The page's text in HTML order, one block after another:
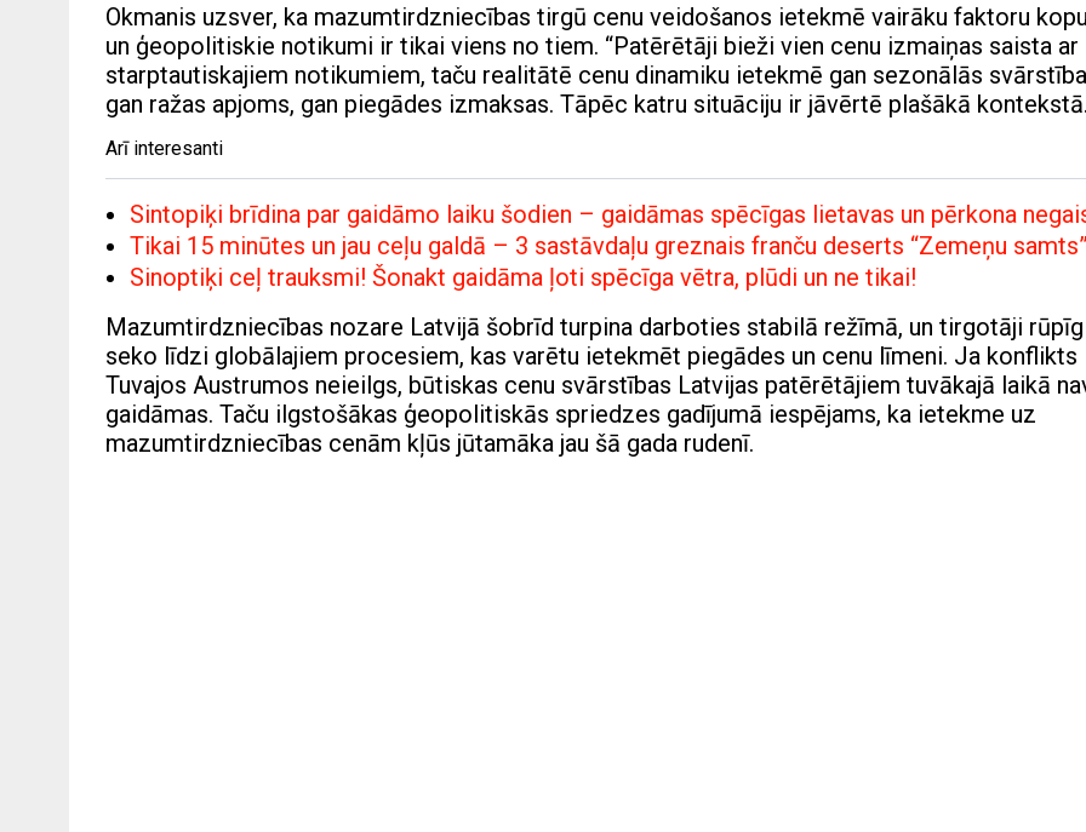
Okmanis uzsver, ka mazumtirdzniecības tirgū cenu veidošanos ietekmē vairāku faktoru
un ģeopolitiskie notikumi ir tikai viens no tiem. “Patērētāji bieži vien cenu izmaiņas saista ar
starptautiskajiem notikumiem, taču realitātē cenu dinamiku ietekmē gan sezonālās
gan ražas apjoms, gan piegādes izmaksas. Tāpēc katru situāciju ir jāvērtē plašākā
Arī interesanti
Sintopiķi brīdina par gaidāmo laiku šodien – gaidāmas spēcīgas lietavas un pērkona
Tikai 15 minūtes un jau ceļu galdā – 3 sastāvdaļu greznais franču deserts “Zemeņu
Sinoptiķi ceļ trauksmi! Šonakt gaidāma ļoti spēcīga vētra, plūdi un ne tikai!
Mazumtirdzniecības nozare Latvijā šobrīd turpina darboties stabilā režīmā, un tirgotāji
seko līdzi globālajiem procesiem, kas varētu ietekmēt piegādes un cenu līmeni. Ja konflikts
Tuvajos Austrumos neieilgs, būtiskas cenu svārstības Latvijas patērētājiem tuvākajā laikā
gaidāmas. Taču ilgstošākas ģeopolitiskās spriedzes gadījumā iespējams, ka ietekme uz
mazumtirdzniecības cenām kļūs jūtamāka jau šā gada rudenī.